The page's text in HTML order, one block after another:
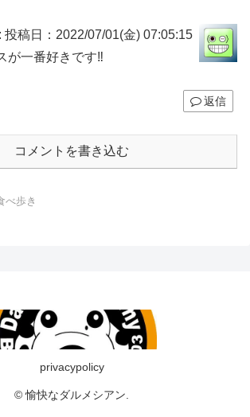
: 投稿日：2022/07/01(金) 07:05:15
が一番好きです‼️
返信
コメントを書き込む
べ歩き
privacypolicy
© 愉快なダルメシアン.